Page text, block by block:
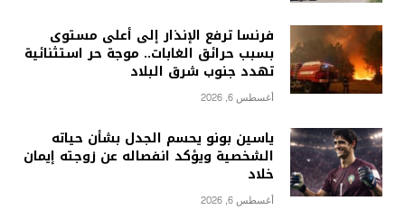
فرنسا ترفع الإنذار إلى أعلى مستوى
بسبب حرائق الغابات.. موجة حر استثنائية
تهدد جنوب شرق البلاد
أغسطس 6, 2026
ياسين بونو يحسم الجدل بشأن حياته
الشخصية ويؤكد انفصاله عن زوجته إيمان
خلاد
أغسطس 6, 2026